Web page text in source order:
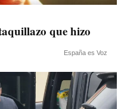
que hizo
España es Voz